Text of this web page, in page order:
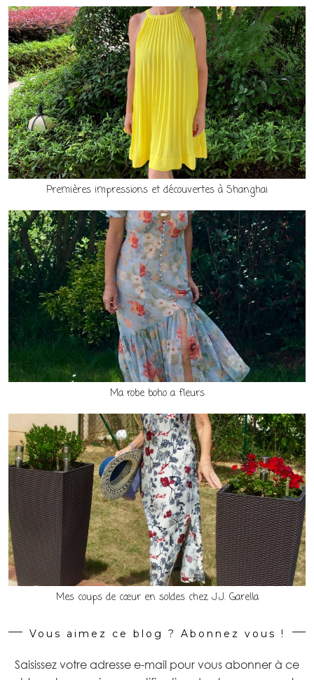
Premières impressions et découvertes à Shanghai
Ma robe boho a fleurs
Mes coups de cœur en soldes chez J.J. Garella
Vous aimez ce blog ? Abonnez vous !
Saisissez votre adresse e-mail pour vous abonner à ce